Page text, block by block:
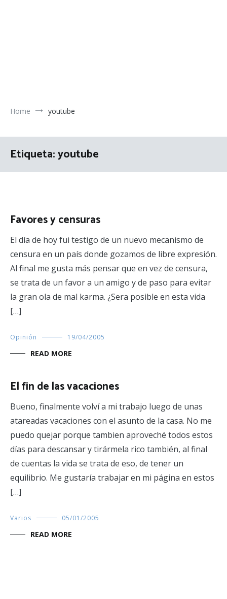
Home youtube
Etiqueta:youtube
Favores y censuras
El día de hoy fui testigo de un nuevo mecanismo de
censura en un país donde gozamos de libre expresión.
Al final me gusta más pensar que en vez de censura,
se trata de un favor a un amigo y de paso para evitar
la gran ola de mal karma. ¿Sera posible en esta vida
[…]
Opinión 19/04/2005
READ MORE
El fin de las vacaciones
Bueno, finalmente volví a mi trabajo luego de unas
atareadas vacaciones con el asunto de la casa. No me
puedo quejar porque tambien aproveché todos estos
días para descansar y tirármela rico también, al final
de cuentas la vida se trata de eso, de tener un
equilibrio. Me gustaría trabajar en mi página en estos
[…]
Varios 05/01/2005
READ MORE